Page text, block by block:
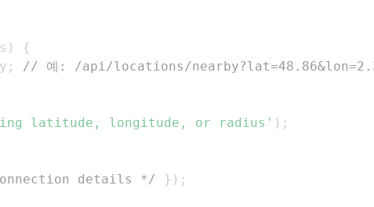
)
{
; // 예: /api/locations/
latitude, longitude, or radius' ) ;
details */ } ) ;